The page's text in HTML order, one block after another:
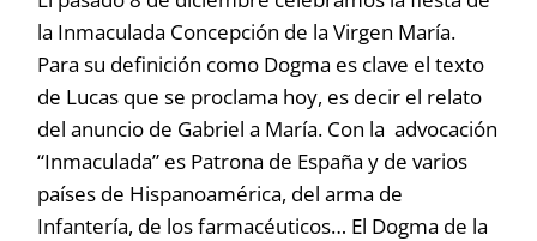
la Inmaculada Concepción de la Virgen María.
Para su definición como Dogma es clave el texto
de Lucas que se proclama hoy, es decir el relato
del anuncio de Gabriel a María. Con la advocación
“Inmaculada” es Patrona de España y de varios
países de Hispanoamérica, del arma de
Infantería, de los farmacéuticos… El Dogma de la